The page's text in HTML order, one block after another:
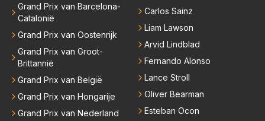
en om de autos kleiner en smaller te maken. Om we
er echte raceauto's te zien zodat iedereen weer teru
gkomt naar de F1 die inmiddels weggelopen zijn!
Grand Prix van Barcelona-
Catalonië
Grand Prix van Oostenrijk
Grand Prix van Groot-
Brittannië
Grand Prix van België
Grand Prix van Hongarije
Grand Prix van Nederland
Carlos Sainz
Liam Lawson
Arvid Lindblad
Fernando Alonso
Lance Stroll
Oliver Bearman
Esteban Ocon